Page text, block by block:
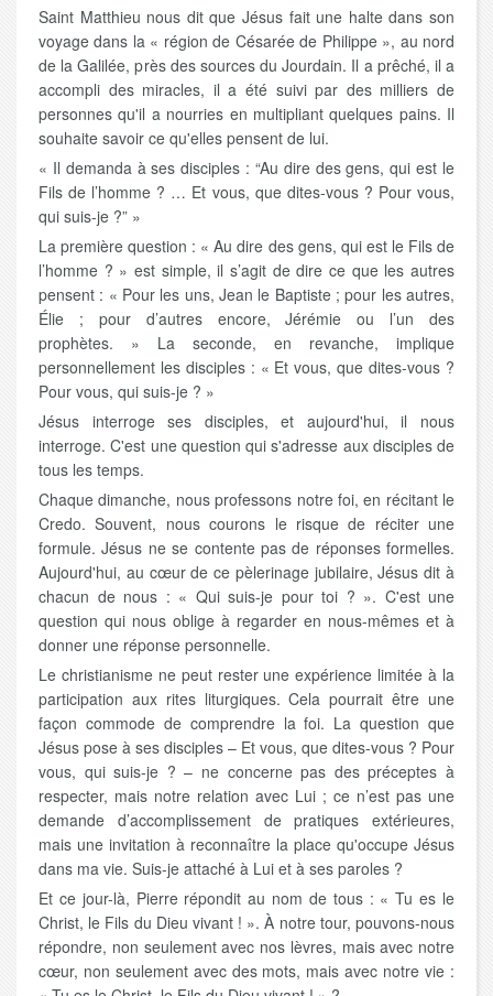
Saint Matthieu nous dit que Jésus fait une halte dans son
voyage dans la « région de Césarée de Philippe », au nord
de la Galilée, près des sources du Jourdain. Il a prêché, il a
accompli des miracles, il a été suivi par des milliers de
personnes qu'il a nourries en multipliant quelques pains. Il
souhaite savoir ce qu'elles pensent de lui.
« Il demanda à ses disciples : “Au dire des gens, qui est le
Fils de l’homme ? … Et vous, que dites-vous ? Pour vous,
qui suis-je ?” »
La première question : « Au dire des gens, qui est le Fils de
l’homme ? » est simple, il s’agit de dire ce que les autres
pensent : « Pour les uns, Jean le Baptiste ; pour les autres,
Élie ; pour d’autres encore, Jérémie ou l’un des
prophètes. » La seconde, en revanche, implique
personnellement les disciples : « Et vous, que dites-vous ?
Pour vous, qui suis-je ? »
Jésus interroge ses disciples, et aujourd'hui, il nous
interroge. C'est une question qui s'adresse aux disciples de
tous les temps.
Chaque dimanche, nous professons notre foi, en récitant le
Credo. Souvent, nous courons le risque de réciter une
formule. Jésus ne se contente pas de réponses formelles.
Aujourd'hui, au cœur de ce pèlerinage jubilaire, Jésus dit à
chacun de nous : « Qui suis-je pour toi ? ». C'est une
question qui nous oblige à regarder en nous-mêmes et à
donner une réponse personnelle.
Le christianisme ne peut rester une expérience limitée à la
participation aux rites liturgiques. Cela pourrait être une
façon commode de comprendre la foi. La question que
Jésus pose à ses disciples – Et vous, que dites-vous ? Pour
vous, qui suis-je ? – ne concerne pas des préceptes à
respecter, mais notre relation avec Lui ; ce n’est pas une
demande d’accomplissement de pratiques extérieures,
mais une invitation à reconnaître la place qu'occupe Jésus
dans ma vie. Suis-je attaché à Lui et à ses paroles ?
Et ce jour-là, Pierre répondit au nom de tous : « Tu es le
Christ, le Fils du Dieu vivant ! ». À notre tour, pouvons-nous
répondre, non seulement avec nos lèvres, mais avec notre
cœur, non seulement avec des mots, mais avec notre vie :